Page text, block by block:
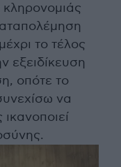
κληρονομιάς
το τέλος
εξειδίκευση
οπότε το
να